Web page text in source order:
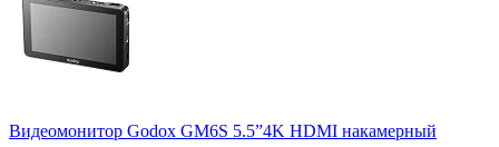
Видеомонитор Godox GM6S 5.5”4K HDMI накамерный